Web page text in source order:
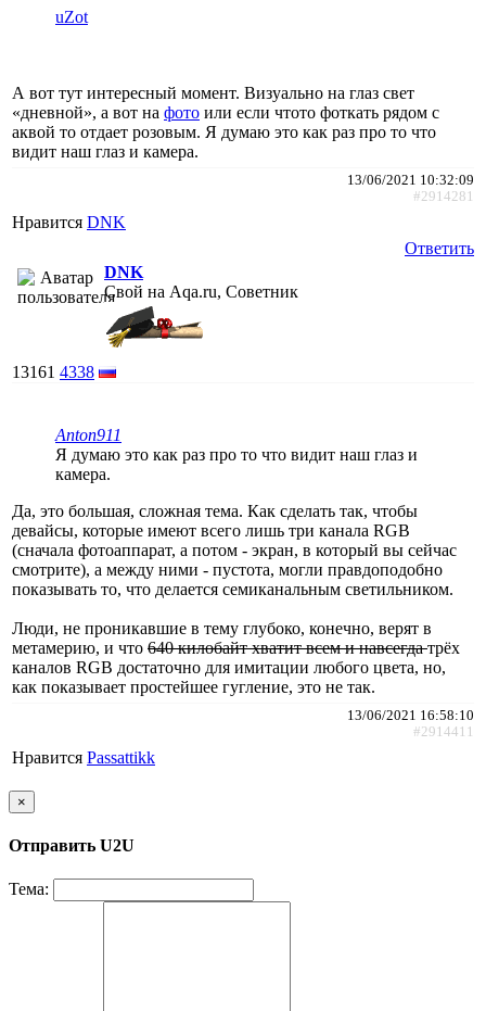
uZot
А вот тут интересный момент. Визуально на глаз свет
«дневной», а вот на фото или если чтото фоткать рядом с
аквой то отдает розовым. Я думаю это как раз про то что
видит наш глаз и камера.
13/06/2021 10:32:09
#2914281
Нравится DNK
Ответить
DNK
Свой на Aqa.ru, Советник
13161 4338
Anton911
Я думаю это как раз про то что видит наш глаз и
камера.
Да, это большая, сложная тема. Как сделать так, чтобы
девайсы, которые имеют всего лишь три канала RGB
(сначала фотоаппарат, а потом - экран, в который вы сейчас
смотрите), а между ними - пустота, могли правдоподобно
показывать то, что делается семиканальным светильником.
Люди, не проникавшие в тему глубоко, конечно, верят в
метамерию, и что 640 килобайт хватит всем и навсегдатрёх
каналов RGB достаточно для имитации любого цвета, но,
как показывает простейшее гугление, это не так.
13/06/2021 16:58:10
#2914411
Нравится Passattikk
×
Отправить U2U
Тема: